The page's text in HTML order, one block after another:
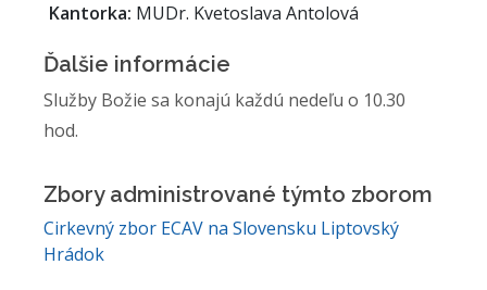
Kantorka: MUDr. Kvetoslava Antolová
Ďalšie informácie
Služby Božie sa konajú každú nedeľu o 10.30
hod.
Zbory administrované týmto zborom
Cirkevný zbor ECAV na Slovensku Liptovský
Hrádok